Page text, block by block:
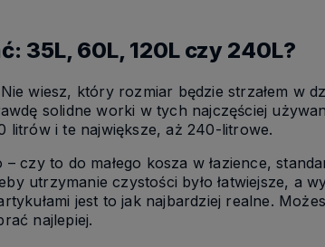
35L, 60L, 120L czy 240L?
wiesz, który rozmiar będzie strzałem w
solidne worki w tych najczęściej
litrów i te największe, aż 240-litrowe.
czy to do małego kosza w łazience,
utrzymanie czystości było łatwiejsze, a
jest to jak najbardziej realne.
najlepiej.